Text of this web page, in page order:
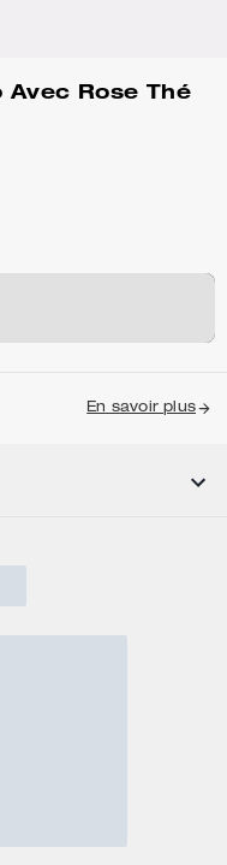
Rose Thé
En savoir plus